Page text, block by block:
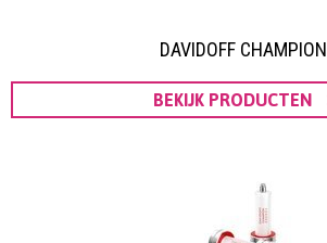
DAVIDOFF CHAMPION
BEKIJK PRODUCTEN